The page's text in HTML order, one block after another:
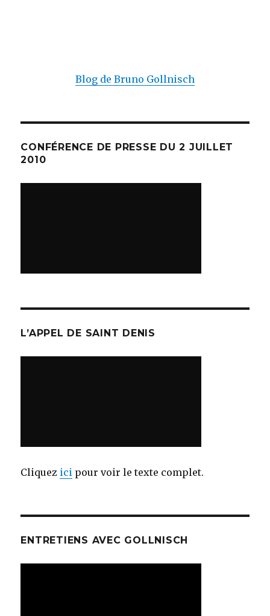
Blog de Bruno Gollnisch
CONFÉRENCE DE PRESSE DU 2 JUILLET
2010
L’APPEL DE SAINT DENIS
Cliquez ici pour voir le texte complet.
ENTRETIENS AVEC GOLLNISCH